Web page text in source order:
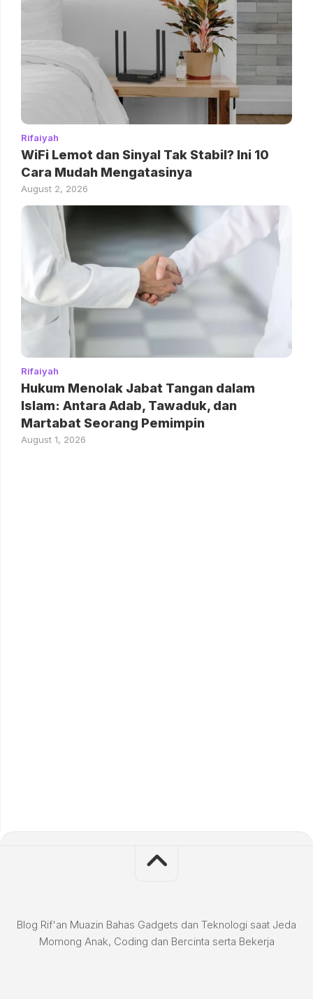
Rifaiyah
WiFi Lemot dan Sinyal Tak Stabil? Ini 10
Cara Mudah Mengatasinya
August 2, 2026
Rifaiyah
Hukum Menolak Jabat Tangan dalam
Islam: Antara Adab, Tawaduk, dan
Martabat Seorang Pemimpin
August 1, 2026
Blog Rif'an Muazin Bahas Gadgets dan Teknologi saat Jeda
Momong Anak, Coding dan Bercinta serta Bekerja